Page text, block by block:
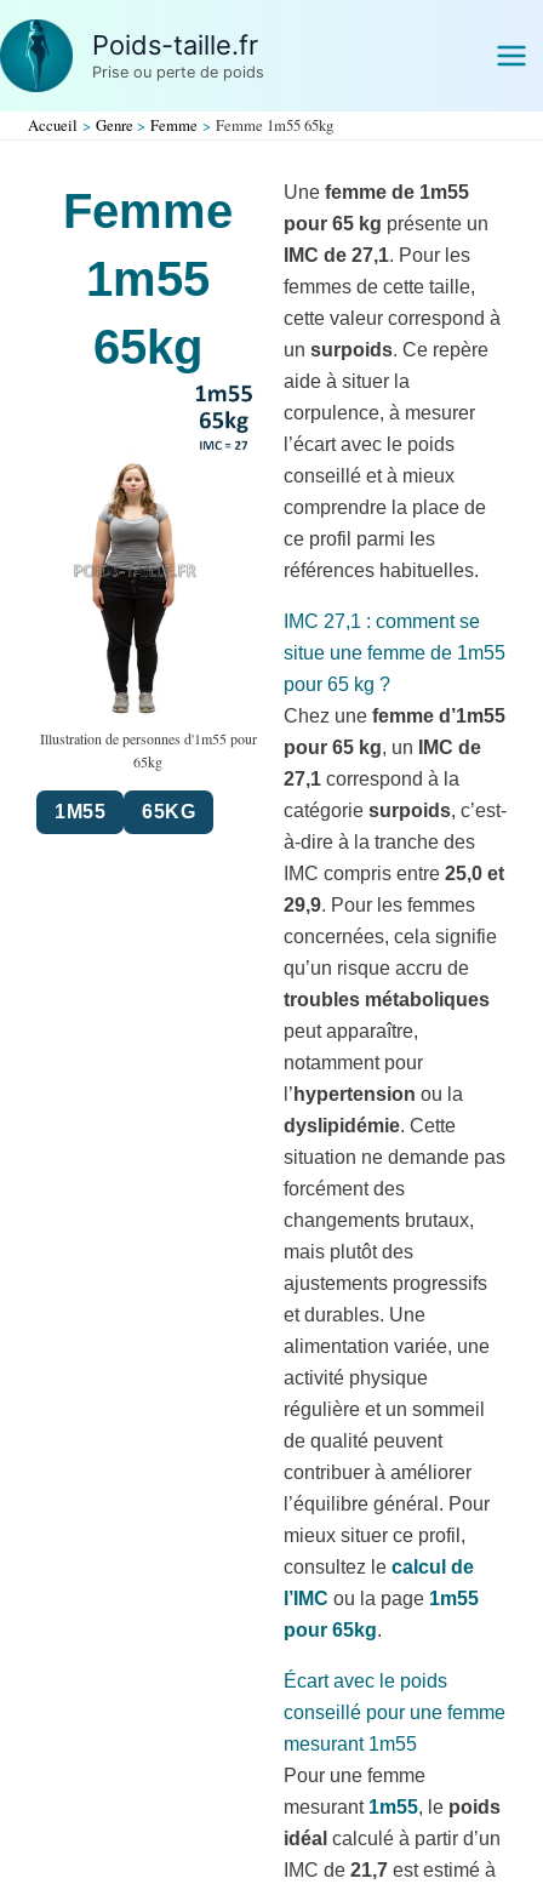
Aller
au
contenu
Poids-taille.fr
Prise ou perte de poids
Accueil Genre Femme Femme 1m55 65kg
Femme
1m55
65kg
Illustration de personnes d'1m55 pour
65kg
1M55 65KG
Une femme de 1m55
pour 65 kg présente un
IMC de 27,1. Pour les
femmes de cette taille,
cette valeur correspond à
un surpoids. Ce repère
aide à situer la
corpulence, à mesurer
l’écart avec le poids
conseillé et à mieux
comprendre la place de
ce profil parmi les
références habituelles.
IMC 27,1 : comment se
situe une femme de 1m55
pour 65 kg ?
Chez une femme d’1m55
pour 65 kg, un
IMC de
27,1 correspond à la
catégorie surpoids, c’est-
à-dire à la tranche des
IMC compris entre 25,0 et
29,9. Pour les femmes
concernées, cela signifie
qu’un risque accru de
troubles métaboliques
peut apparaître,
notamment pour
l’ hypertension ou la
dyslipidémie. Cette
situation ne demande pas
forcément des
changements brutaux,
mais plutôt des
ajustements progressifs
et durables. Une
alimentation variée, une
activité physique
régulière et un sommeil
de qualité peuvent
contribuer à améliorer
l’équilibre général. Pour
mieux situer ce profil,
consultez le calcul de
l’IMC ou la page 1m55
pour 65kg.
Écart avec le poids
conseillé pour une femme
mesurant 1m55
Pour une femme
mesurant 1m55, le poids
idéal calculé à partir d’un
IMC de 21,7 est estimé à